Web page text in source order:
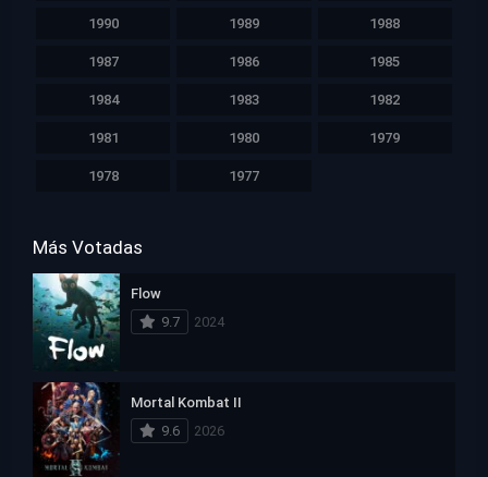
1990 1989 1988
1987 1986 1985
1984 1983 1982
1981 1980 1979
1978 1977
Más Votadas
Flow
9.7
2024
Mortal Kombat II
9.6
2026